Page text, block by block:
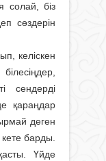
солай, біз
сөздерін
келіскен
сендерді
қараңдар
деген
кете барды.
Үйде